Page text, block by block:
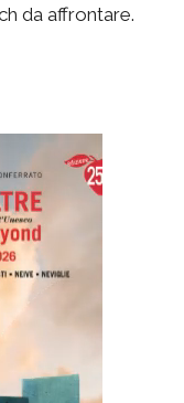
da affrontare.